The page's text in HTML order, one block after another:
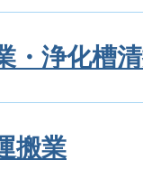
・浄化槽
搬業